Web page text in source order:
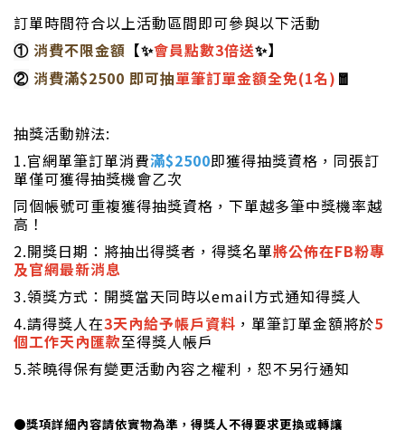
訂單時間符合以上活動區間即可參與以下活動
① 消費不限金額 【✨會員點數3倍送✨】
② 消費滿$2500 即可抽單筆訂單金額全免(1名) 🧧
抽獎活動辦法:
1.官網單筆訂單消費滿$2500即獲得抽獎資格，同張訂
單僅可獲得抽獎機會乙次
同個帳號可重複獲得抽獎資格，下單越多筆中獎機率越
高！
2.開獎日期：將抽出得獎者，得獎名單將公佈在FB粉專
及官網最新消息
3.領獎方式：開獎當天同時以email方式通知得獎人
4.請得獎人在3天內給予帳戶資料 ，單筆訂單金額將於5
個工作天內匯款至得獎人帳戶
5.茶曉得保有變更活動內容之權利，恕不另行通知
●獎項詳細內容請依實物為準，得獎人不得要求更換或轉讓